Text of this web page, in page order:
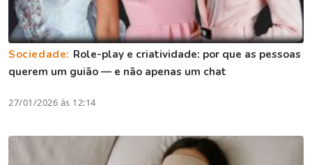
Sociedade: Role-play e criatividade: por que as pessoas
querem um guião — e não apenas um chat
27/01/2026 às 12:14